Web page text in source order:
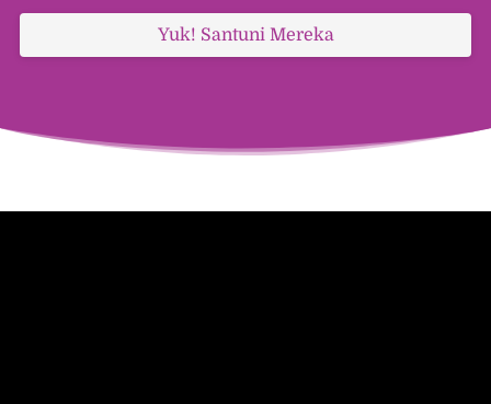
`
Yuk! Santuni Mereka